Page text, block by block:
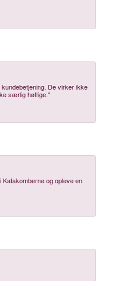
De virker ikke
særlig høflige."
og opleve en